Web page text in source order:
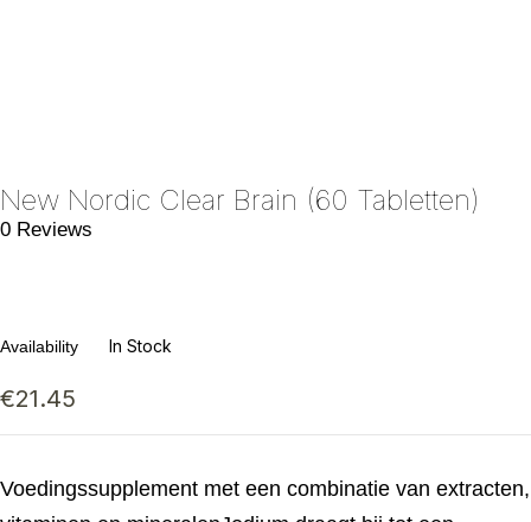
New Nordic Clear Brain (60 Tabletten)
0 Reviews
Availability In Stock
€21.45
Voedingssupplement met een combinatie van extracten,